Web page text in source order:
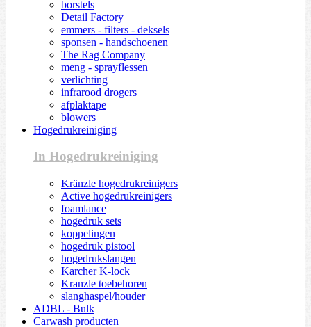
borstels
Detail Factory
emmers - filters - deksels
sponsen - handschoenen
The Rag Company
meng - sprayflessen
verlichting
infrarood drogers
afplaktape
blowers
Hogedrukreiniging
In Hogedrukreiniging
Kränzle hogedrukreinigers
Active hogedrukreinigers
foamlance
hogedruk sets
koppelingen
hogedruk pistool
hogedrukslangen
Karcher K-lock
Kranzle toebehoren
slanghaspel/houder
ADBL - Bulk
Carwash producten